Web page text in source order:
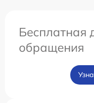
Бесплатная
обращения